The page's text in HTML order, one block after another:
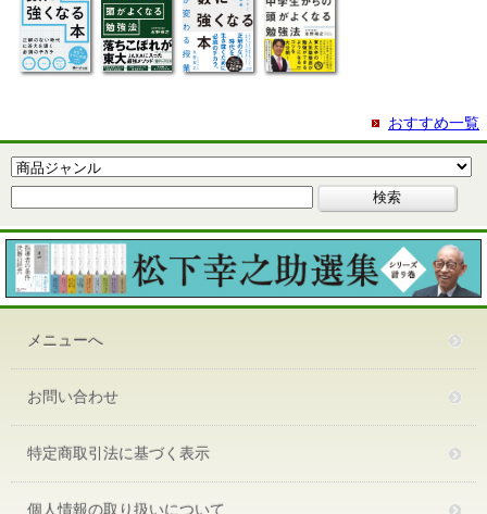
おすすめ一覧
メニューへ
お問い合わせ
特定商取引法に基づく表示
個人情報の取り扱いについて